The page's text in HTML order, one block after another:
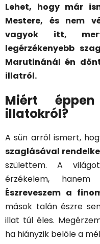
Lehet, hogy már
Mestere, és nem
vagyok itt,
legérzékenyebb
Marutinánál én
illatról.
Miért
illatokról?
A sün arról ismert,
szaglásával
születtem. A
érzékelem,
Észreveszem a
mások talán észre
illat túl éles.
ha hiányzik belőle a